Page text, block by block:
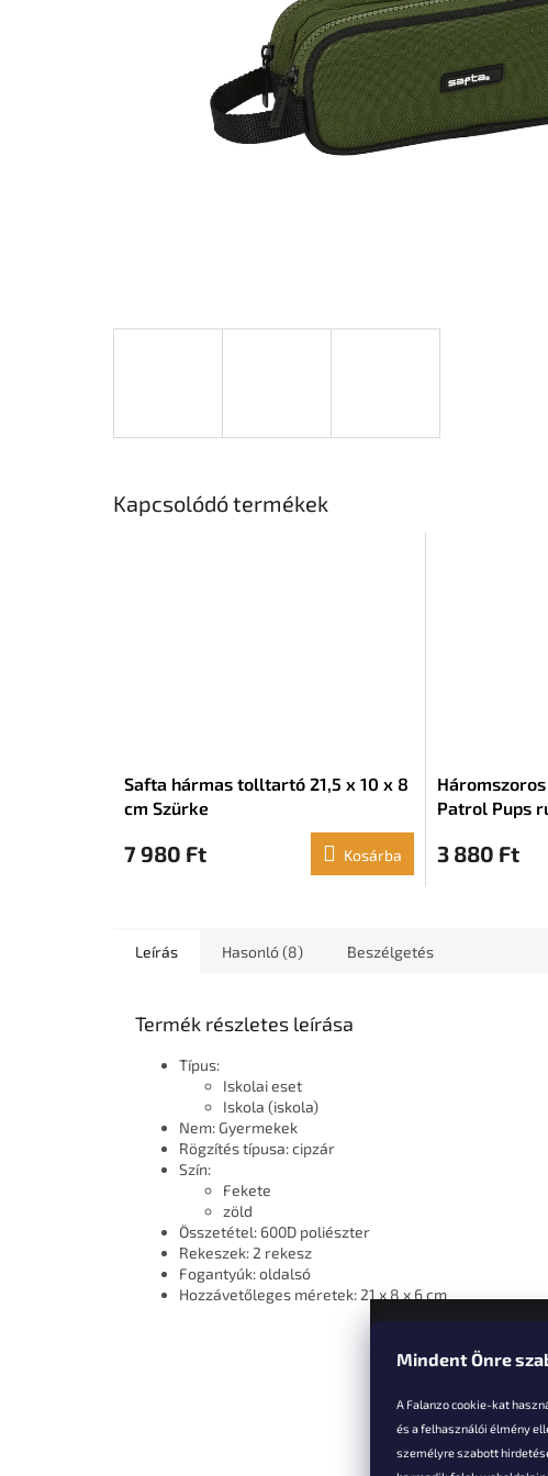
Mindent Önre
A Falanzo cookie-kat
és a felhasználói élmény
személyre szabott
Kapcsolódó termékek
Safta hármas tolltartó 21,5 x 10 x 8
cm Szürke
7 980 Ft Kosárba
Patrol Pups
3 880 Ft
Leírás Hasonló (8) Beszélgetés
Termék részletes leírása
Típus:
Iskolai eset
Iskola (iskola)
Nem: Gyermekek
Rögzítés típusa: cipzár
Szín:
Fekete
zöld
Összetétel: 600D poliészter
Rekeszek: 2 rekesz
Fogantyúk: oldalsó
Hozzávetőleges méretek: 21 x 8 x 6 cm